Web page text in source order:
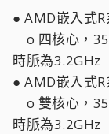
● AMD嵌入式R
o 四核心，
時脈為3.2GHz
● AMD嵌入式R
o 雙核心，
時脈為3.2GHz